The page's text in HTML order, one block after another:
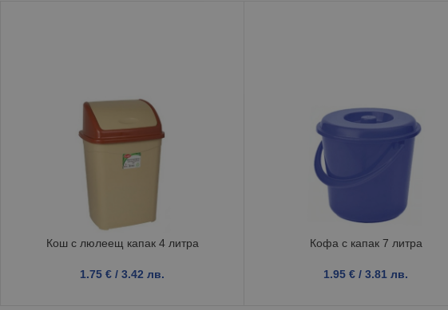
Кош с люлеещ капак 4 литра
1.75 € / 3.42 лв.
Кофа с капак 7 литра
1.95 € / 3.81 лв.